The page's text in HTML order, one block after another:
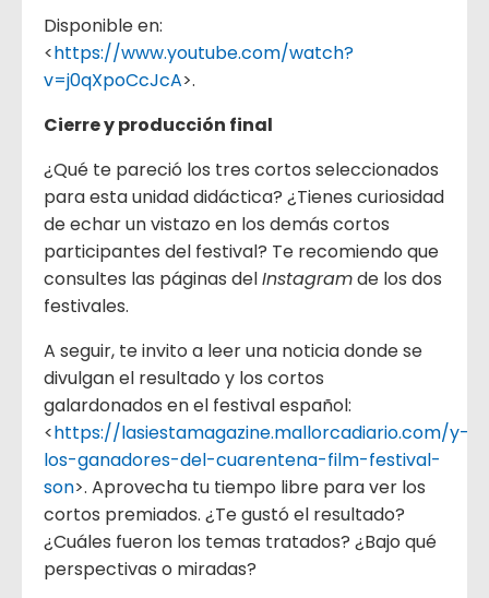
Disponible en:
<https://www.youtube.com/watch?
v=j0qXpoCcJcA>.
Cierre y producción final
¿Qué te pareció los tres cortos seleccionados
para esta unidad didáctica? ¿Tienes curiosidad
de echar un vistazo en los demás cortos
participantes del festival? Te recomiendo que
consultes las páginas delInstagramde los dos
festivales.
A seguir, te invito a leer una noticia donde se
divulgan el resultado y los cortos
galardonados en el festival español:
<https://lasiestamagazine.mallorcadiario.com/y-
los-ganadores-del-cuarentena-film-festival-
son>. Aprovecha tu tiempo libre para ver los
cortos premiados. ¿Te gustó el resultado?
¿Cuáles fueron los temas tratados? ¿Bajo qué
perspectivas o miradas?